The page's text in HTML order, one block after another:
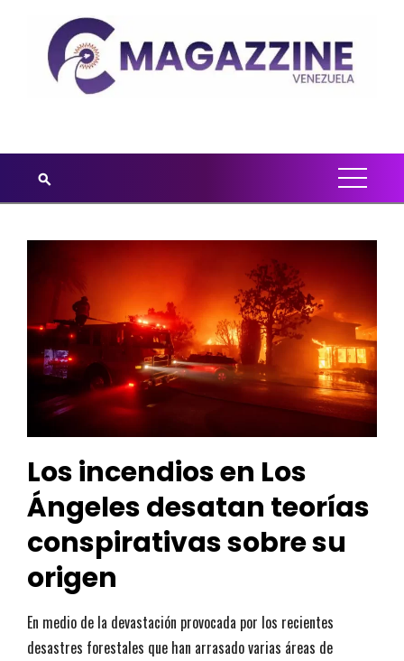
Los incendios en Los
Ángeles desatan teorías
conspirativas sobre su
origen
En medio de la devastación provocada por los recientes
desastres forestales que han arrasado varias áreas de